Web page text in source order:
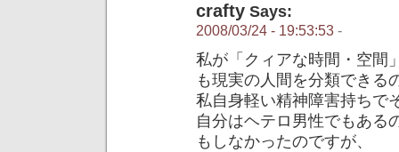
crafty Says:
2008/03/24 - 19:53:53 -
私が「クィアな時間・空間
も現実の人間を分類できる
私自身軽い精神障害持ちで
自分はヘテロ男性でもある
もしなかったのですが、